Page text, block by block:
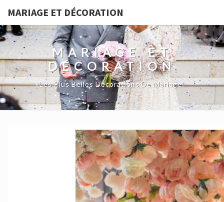
MARIAGE ET DÉCORATION
MARIAGE ET
DÉCORATION
Les Plus Belles Décorations De Mariage!